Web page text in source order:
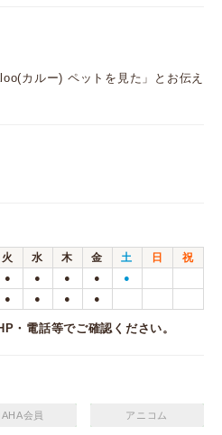
カルー) ペットを見た」とお伝え
火 水 木 金 土 日
祝
● ● ● ● ●
● ● ● ●
・電話等でご確認ください。
会員 アニコム